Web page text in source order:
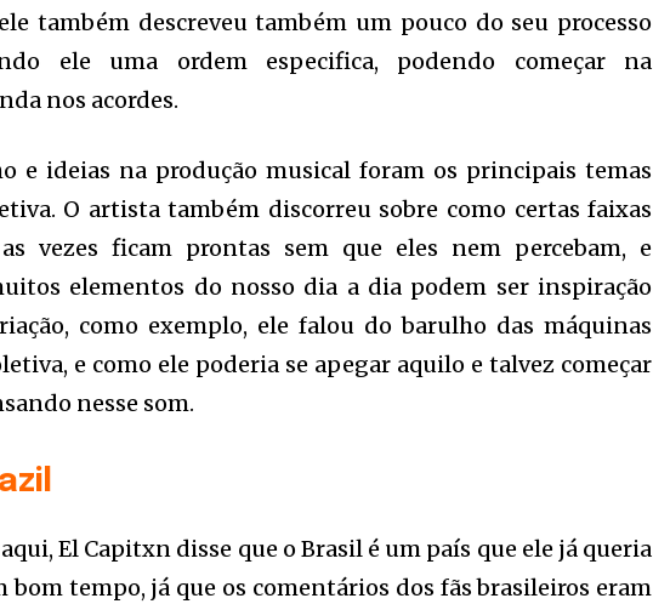
também descreveu também um pouco do seu processo
ele uma ordem especifica, podendo começar na
nos acordes.
e ideias na produção musical foram os principais temas
O artista também discorreu sobre como certas faixas
vezes ficam prontas sem que eles nem percebam, e
elementos do nosso dia a dia podem ser inspiração
como exemplo, ele falou do barulho das máquinas
e como ele poderia se apegar aquilo e talvez começar
nesse som.
El Capitxn disse que o Brasil é um país que ele já queria
bom tempo, já que os comentários dos fãs brasileiros eram